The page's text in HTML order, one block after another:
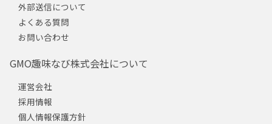
外部送信について
よくある質問
お問い合わせ
GMO趣味なび株式会社について
運営会社
採用情報
個人情報保護方針